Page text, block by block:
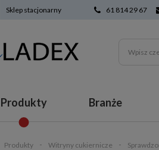
Sklep stacjonarny 61 814 29 67
Produkty Branże
Produkty Witryny cukiernicze